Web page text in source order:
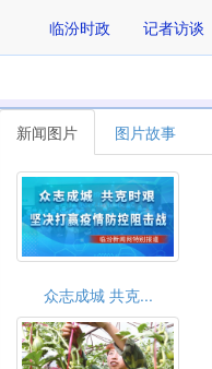
临汾时政 记者访谈
新闻图片 图片故事
众志成城 共克...